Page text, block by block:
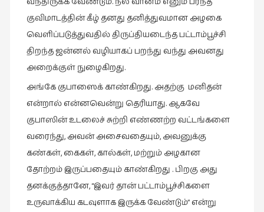
குவிமாடத்தின் கீழ் தனது தனித்துவமான அழகை
வெளிப்படுத்துவதில் திருப்தியடைந்த பட்டாம்பூச்சி
திறந்த ஜன்னல் வழியாகப் பறந்து வந்து அவனது
அறைக்குள் நுழைகிறது.
அங்கே குபாஸைக் காண்கிறது. அதற்கு மனிதன்
என்றால் என்னவென்று தெரியாது. ஆகவே
குபாஸின் உடலைச் சுற்றி எண்ணற்ற வட்டங்களை
வரைந்து, அவன் அசைவதையும், அவனுக்கு
கண்கள், கைகள், கால்கள், மற்றும் அழகான
தோற்றம் இருப்பதையும் காண்கிறது . பிறகு அது
தனக்குத்தானே, “இவர் தான் பட்டாம்பூச்சிகளை
உருவாக்கிய கடவுளாக இருக்க வேண்டும்” என்று